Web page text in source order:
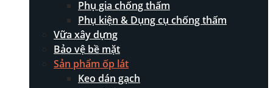
Phụ gia chống thấm
Phụ kiện & Dụng cụ chống thấm
Vữa xây dựng
Bảo vệ bề mặt
Sản phẩm ốp lát
Keo dán gạch